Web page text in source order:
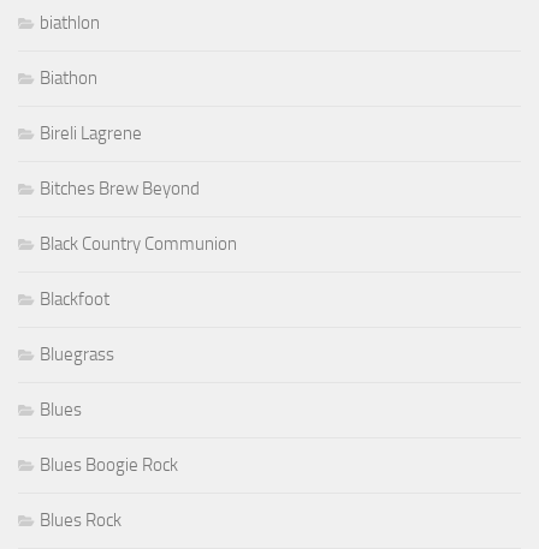
biathlon
Biathon
Bireli Lagrene
Bitches Brew Beyond
Black Country Communion
Blackfoot
Bluegrass
Blues
Blues Boogie Rock
Blues Rock